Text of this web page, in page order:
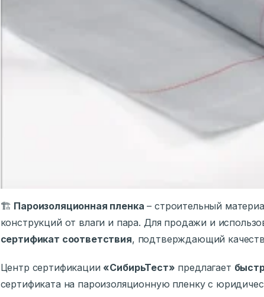
🏗 Пароизоляционная пленка – строительный
конструкций от влаги и пара. Для продажи и
сертификат соответствия, подтверждающий
Центр сертификации «СибирьТест» предлагает
сертификата на пароизоляционную пленку с